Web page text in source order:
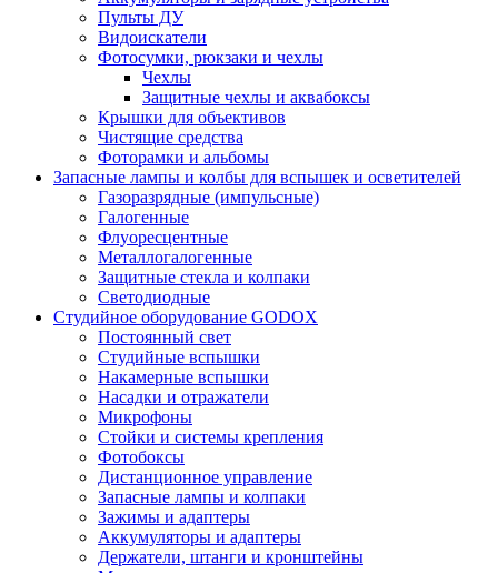
Пульты ДУ
Видоискатели
Фотосумки, рюкзаки и чехлы
Чехлы
Защитные чехлы и аквабоксы
Крышки для объективов
Чистящие средства
Фоторамки и альбомы
Запасные лампы и колбы для вспышек и осветителей
Газоразрядные (импульсные)
Галогенные
Флуоресцентные
Металлогалогенные
Защитные стекла и колпаки
Светодиодные
Студийное оборудование GODOX
Постоянный свет
Студийные вспышки
Накамерные вспышки
Насадки и отражатели
Микрофоны
Стойки и системы крепления
Фотобоксы
Дистанционное управление
Запасные лампы и колпаки
Зажимы и адаптеры
Аккумуляторы и адаптеры
Держатели, штанги и кронштейны